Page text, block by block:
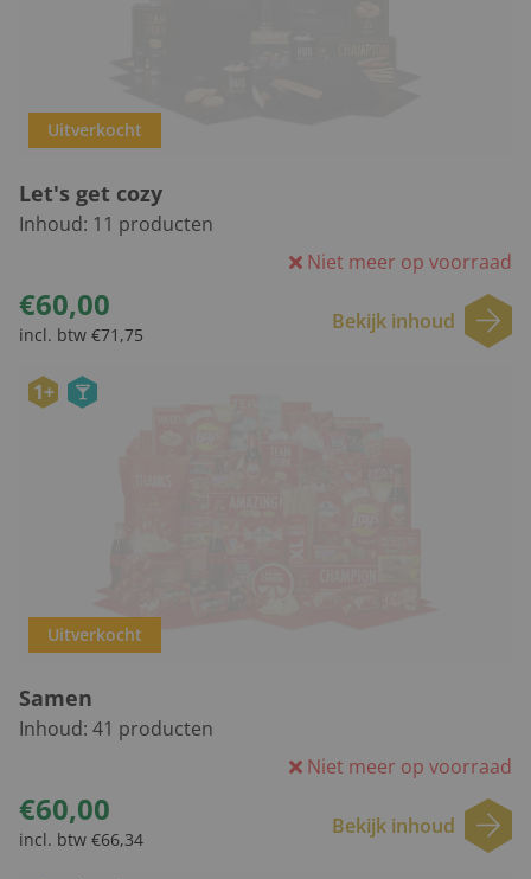
Uitverkocht
Let's get cozy
Inhoud: 11 producten
Niet meer op voorraad
€60,00
incl. btw €71,75
Bekijk inhoud
1+
Uitverkocht
Samen
Inhoud: 41 producten
Niet meer op voorraad
€60,00
incl. btw €66,34
Bekijk inhoud